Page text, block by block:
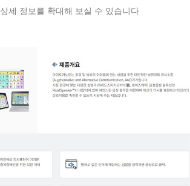
상세 정보를 확대해 보실 수 있습니다